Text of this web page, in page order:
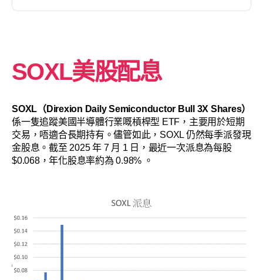
SOXL美股配息
SOXL（Direxion Daily Semiconductor Bull 3X Shares）
係一隻追蹤美國半導體行業嘅槓桿型 ETF，主要用於短期
交易，唔適合長期持有。儘管如此，SOXL 仍然每季派發現
金股息。截至 2025 年 7 月 1 日，最近一次派息為每股
$0.068，年化股息率約為 0.98% 。